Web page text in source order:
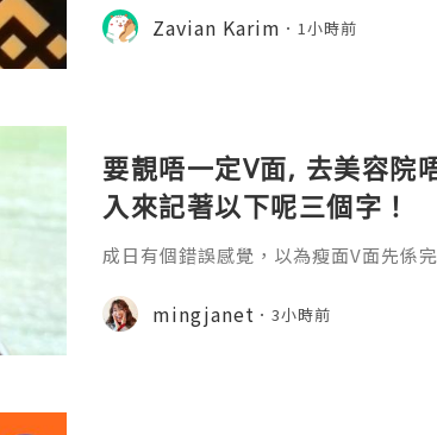
banking platforms, people can
tor transactions, and manage
Zavian Karim 1小時前
要靚唔一定V面, 去美容院
入來記著以下呢三個字！
成日有個錯誤感覺，以為瘦面V面先係
療程係=做Duo Tite + Oligio 呢2部機
mingjanet 3小時前